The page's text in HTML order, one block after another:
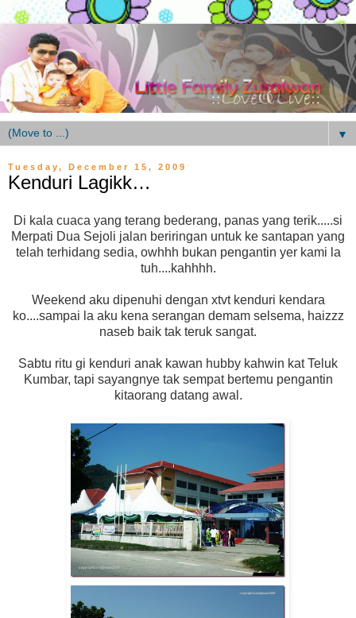
▼
Tuesday, December 15, 2009
Kenduri Lagikk…
Di kala cuaca yang terang bederang, panas yang terik.....si
Merpati Dua Sejoli jalan beriringan untuk ke santapan yang
telah terhidang sedia, owhhh bukan pengantin yer kami la
tuh....kahhhh.
Weekend aku dipenuhi dengan xtvt kenduri kendara
ko....sampai la aku kena serangan demam selsema, haizzz
naseb baik tak teruk sangat.
Sabtu ritu gi kenduri anak kawan hubby kahwin kat Teluk
Kumbar, tapi sayangnye tak sempat bertemu pengantin
kitaorang datang awal.